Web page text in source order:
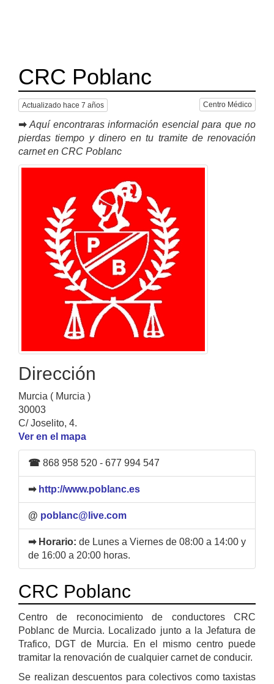
CRC Poblanc
Actualizado hace 7 años Centro Médico
➡ Aquí encontraras información esencial para que no
pierdas tiempo y dinero en tu tramite de renovación
carnet en CRC Poblanc
Dirección
Murcia ( Murcia )
30003
C/ Joselito, 4.
Ver en el mapa
☎ 868 958 520 - 677 994 547
➡ http://www.poblanc.es
@ poblanc@live.com
➡ Horario: de Lunes a Viernes de 08:00 a 14:00 y
de 16:00 a 20:00 horas.
CRC Poblanc
Centro de reconocimiento de conductores CRC
Poblanc de Murcia. Localizado junto a la Jefatura de
Trafico, DGT de Murcia. En el mismo centro puede
tramitar la renovación de cualquier carnet de conducir.
Se realizan descuentos para colectivos como taxistas